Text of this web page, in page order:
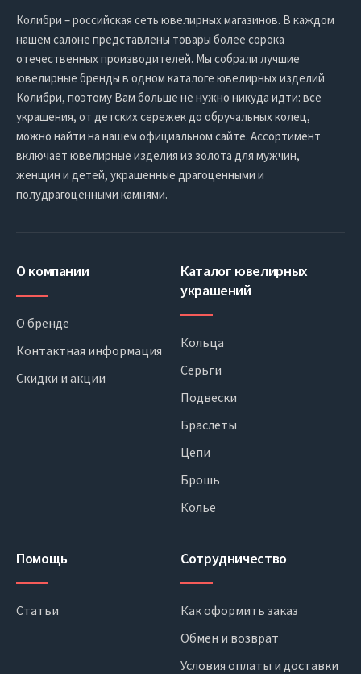
Колибри – российская сеть ювелирных магазинов. В каждом
нашем салоне представлены товары более сорока
отечественных производителей. Мы собрали лучшие
ювелирные бренды в одном каталоге ювелирных изделий
Колибри, поэтому Вам больше не нужно никуда идти: все
украшения, от детских сережек до обручальных колец,
можно найти на нашем официальном сайте. Ассортимент
включает ювелирные изделия из золота для мужчин,
женщин и детей, украшенные драгоценными и
полудрагоценными камнями.
О компании
О бренде
Контактная информация
Скидки и акции
Каталог ювелирных
украшений
Кольца
Серьги
Подвески
Браслеты
Цепи
Брошь
Колье
Помощь
Статьи
Сотрудничество
Как оформить заказ
Обмен и возврат
Условия оплаты и доставки